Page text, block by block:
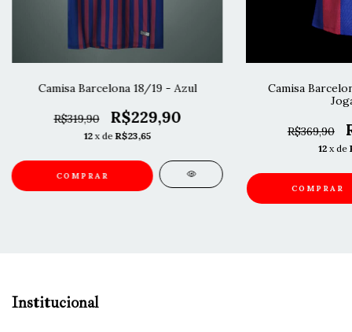
Camisa Barcelona 18/19 - Azul
R$319,90 R$229,90
12 x deR$23,65
COMPRAR
Camisa
R$369,90
12 x de
COMPRAR
Institucional